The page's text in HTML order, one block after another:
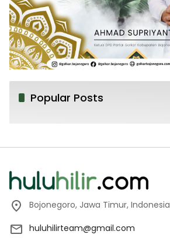
Popular Posts
Bojonegoro, Jawa Timur, Indonesia
huluhilirteam@gmail.com